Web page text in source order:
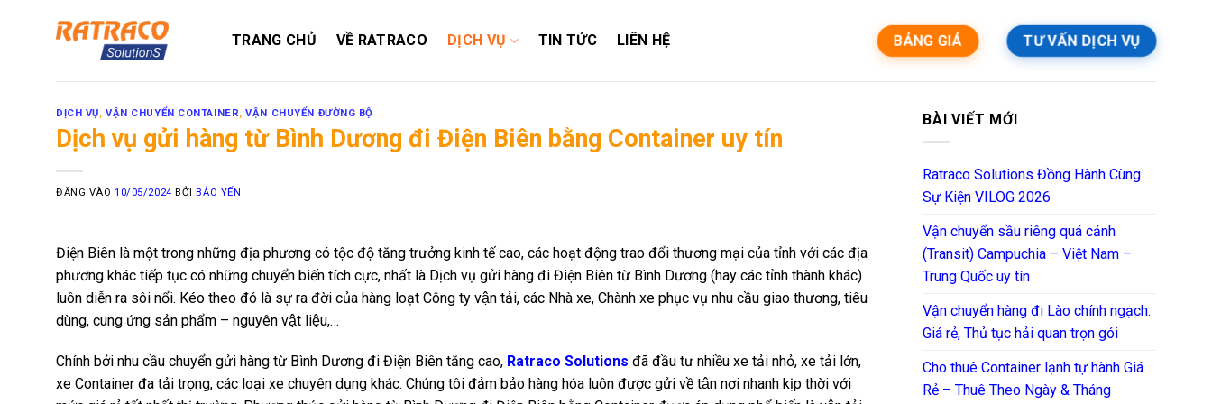
TRANG CHỦ VỀ RATRACO DỊCH VỤ TIN TỨC LIÊN HỆ BẢNG GIÁ TƯ VẤN DỊCH VỤ
DỊCH VỤ,VẬN CHUYỂN CONTAINER,VẬN CHUYỂN ĐƯỜNG BỘ
Dịch vụ gửi hàng từ Bình Dương đi Điện Biên bằng Container uy tín
ĐĂNG VÀO10/05/2024 BỞIBẢO YẾN
Điện Biên là một trong những địa phương có tộc độ tăng trưởng kinh tế cao, các hoạt động trao đổi thương mại của tỉnh với các địa
phương khác tiếp tục có những chuyển biến tích cực, nhất là Dịch vụ gửi hàng đi Điện Biên từ Bình Dương (hay các tỉnh thành khác)
luôn diễn ra sôi nổi. Kéo theo đó là sự ra đời của hàng loạt Công ty vận tải, các Nhà xe, Chành xe phục vụ nhu cầu giao thương, tiêu
dùng, cung ứng sản phẩm – nguyên vật liệu,…
Chính bởi nhu cầu chuyển gửi hàng từ Bình Dương đi Điện Biên tăng cao, Ratraco Solutions đã đầu tư nhiều xe tải nhỏ, xe tải lớn,
xe Container đa tải trọng, các loại xe chuyên dụng khác. Chúng tôi đảm bảo hàng hóa luôn được gửi về tận nơi nhanh kịp thời với
BÀI VIẾT MỚI
Ratraco Solutions Đồng Hành Cùng
Sự Kiện VILOG 2026
Vận chuyển sầu riêng quá cảnh
(Transit) Campuchia – Việt Nam –
Trung Quốc uy tín
Vận chuyển hàng đi Lào chính ngạch:
Giá rẻ, Thủ tục hải quan trọn gói
Cho thuê Container lạnh tự hành Giá
Rẻ – Thuê Theo Ngày & Tháng